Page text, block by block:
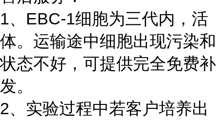
1、EBC-1细胞为三代内，活
体。运输途中细胞出现污染和
状态不好，可提供完全免费补
发。
2、实验过程中若客户培养出